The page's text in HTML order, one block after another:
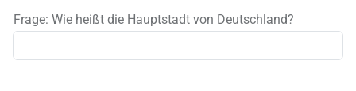
Frage: Wie heißt die Hauptstadt von Deutschland?